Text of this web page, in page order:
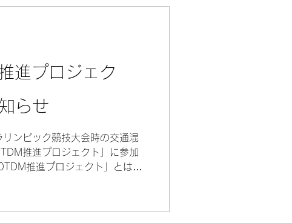
進プロジェク
らせ
ンピック競技大会時の交通混
推進プロジェクト」に参加
推進プロジェクト」とは、